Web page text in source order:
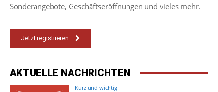
Sonderangebote, Geschäftseröffnungen und vieles mehr.
Jetzt registrieren
AKTUELLE NACHRICHTEN
Kurz und wichtig